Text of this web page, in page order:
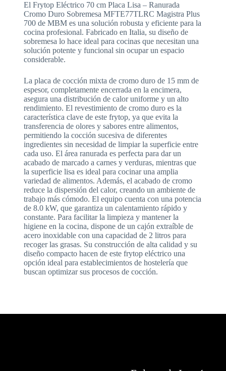
El Frytop Eléctrico 70 cm Placa Lisa – Ranurada
Cromo Duro Sobremesa MFTE77TLRC Magistra Plus
700 de MBM es una solución robusta y eficiente para la
cocina profesional. Fabricado en Italia, su diseño de
sobremesa lo hace ideal para cocinas que necesitan una
solución potente y funcional sin ocupar un espacio
considerable.
La placa de cocción mixta de cromo duro de 15 mm de
espesor, completamente encerrada en la encimera,
asegura una distribución de calor uniforme y un alto
rendimiento. El revestimiento de cromo duro es la
característica clave de este frytop, ya que evita la
transferencia de olores y sabores entre alimentos,
permitiendo la cocción sucesiva de diferentes
ingredientes sin necesidad de limpiar la superficie entre
cada uso. El área ranurada es perfecta para dar un
acabado de marcado a carnes y verduras, mientras que
la superficie lisa es ideal para cocinar una amplia
variedad de alimentos. Además, el acabado de cromo
reduce la dispersión del calor, creando un ambiente de
trabajo más cómodo. El equipo cuenta con una potencia
de 8.0 kW, que garantiza un calentamiento rápido y
constante. Para facilitar la limpieza y mantener la
higiene en la cocina, dispone de un cajón extraíble de
acero inoxidable con una capacidad de 2 litros para
recoger las grasas. Su construcción de alta calidad y su
diseño compacto hacen de este frytop eléctrico una
opción ideal para establecimientos de hostelería que
buscan optimizar sus procesos de cocción.